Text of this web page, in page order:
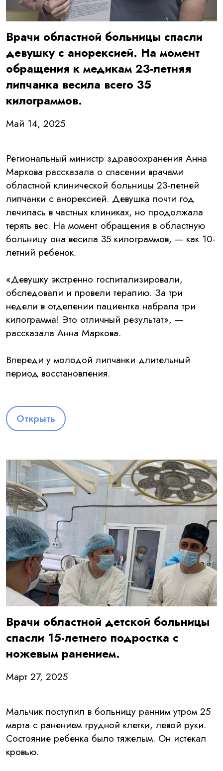
Врачи областной больницы спасли
девушку с анорексией. На момент
обращения к медикам 23-летняя
липчанка весила всего 35
килограммов.
Май 14, 2025
Региональный министр здравоохранения Анна
Маркова рассказала о спасении врачами
областной клинической больницы 23-летней
липчанки с анорексией. Девушка почти год
лечилась в частных клиниках, но продолжала
терять вес. На момент обращения в областную
больницу она весила 35 килограммов, — как 10-
летний ребенок.
«Девушку экстренно госпитализировали,
обследовали и провели терапию. За три
недели в отделении пациентка набрала три
килограмма! Это отличный результат», —
рассказала Анна Маркова.
Впереди у молодой липчанки длительный
период восстановления.
Открыть
Врачи областной детской больницы
спасли 15-летнего подростка с
ножевым ранением.
Март 27, 2025
Мальчик поступил в больницу ранним утром 25
марта с ранением грудной клетки, левой руки.
Состояние ребенка было тяжелым. Он истекал
кровью.